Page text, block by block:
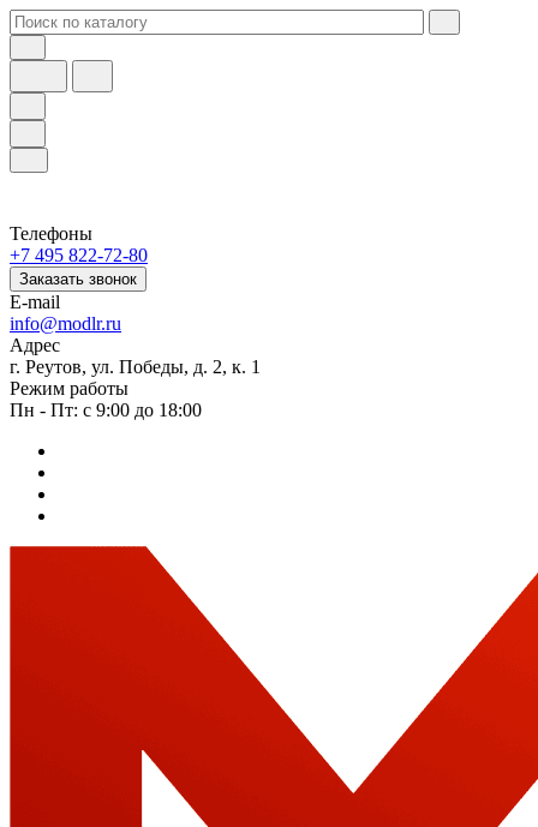
Телефоны
+7 495 822-72-80
Заказать звонок
E-mail
info@modlr.ru
Адрес
г. Реутов, ул. Победы, д. 2, к. 1
Режим работы
Пн - Пт: с 9:00 до 18:00